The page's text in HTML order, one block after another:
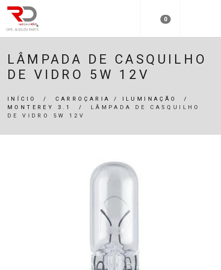
0
LÂMPADA DE CASQUILHO
DE VIDRO 5W 12V
INÍCIO / CARROÇARIA / ILUMINAÇÃO
/
MONTEREY 3.1
/ LÂMPADA DE CASQUILHO
DE VIDRO 5W 12V